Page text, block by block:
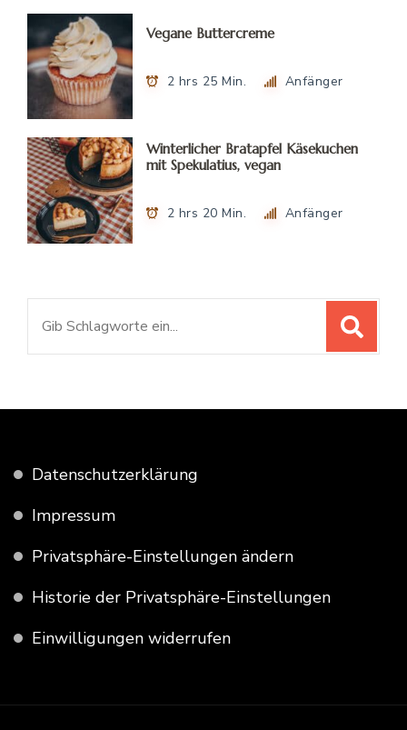
Vegane Buttercreme
2 hrs 25 Min. Anfänger
Winterlicher Bratapfel Käsekuchen
mit Spekulatius, vegan
2 hrs 20 Min. Anfänger
Datenschutzerklärung
Impressum
Privatsphäre-Einstellungen ändern
Historie der Privatsphäre-Einstellungen
Einwilligungen widerrufen